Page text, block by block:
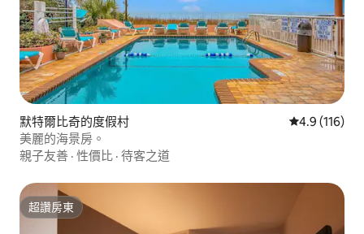
默特爾比奇的度假村 從 116 則評
4.9 (116)
美麗的海景房。
親子友善 · 性價比 · 待客之道
超讚房東
超讚房東